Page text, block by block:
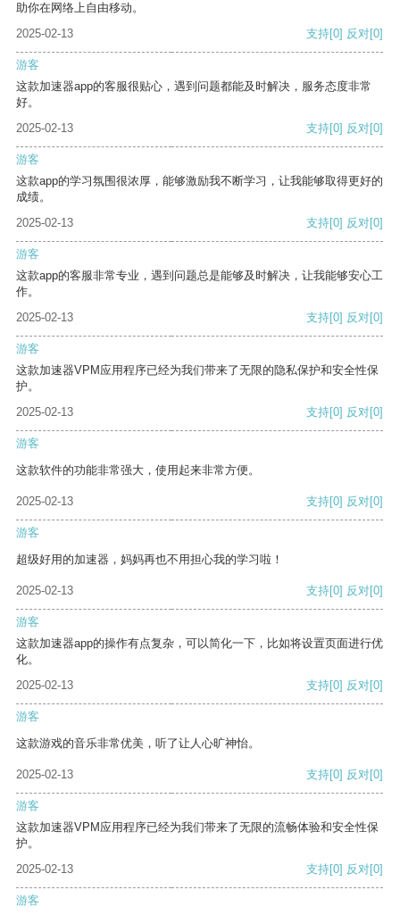
助你在网络上自由移动。
2025-02-13
支持[0] 反对[0]
游客
这款加速器app的客服很贴心，遇到问题都能及时解决，服务态度非常
好。
2025-02-13
支持[0] 反对[0]
游客
这款app的学习氛围很浓厚，能够激励我不断学习，让我能够取得更好的
成绩。
2025-02-13
支持[0] 反对[0]
游客
这款app的客服非常专业，遇到问题总是能够及时解决，让我能够安心工
作。
2025-02-13
支持[0] 反对[0]
游客
这款加速器VPM应用程序已经为我们带来了无限的隐私保护和安全性保
护。
2025-02-13
支持[0] 反对[0]
游客
这款软件的功能非常强大，使用起来非常方便。
2025-02-13 支持[0] 反对[0]
游客
超级好用的加速器，妈妈再也不用担心我的学习啦！
2025-02-13 支持[0] 反对[0]
游客
这款加速器app的操作有点复杂，可以简化一下，比如将设置页面进行优
化。
2025-02-13
支持[0] 反对[0]
游客
这款游戏的音乐非常优美，听了让人心旷神怡。
2025-02-13 支持[0] 反对[0]
游客
这款加速器VPM应用程序已经为我们带来了无限的流畅体验和安全性保
护。
2025-02-13
支持[0] 反对[0]
游客